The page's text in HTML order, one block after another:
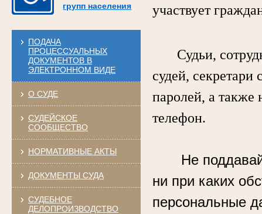
групп населения
ПОДАЧА
ПРОЦЕССУАЛЬНЫХ
ДОКУМЕНТОВ В
ЭЛЕКТРОННОМ ВИДЕ
О СУДЕ
СУДЕЙСКОЕ
СООБЩЕСТВО
НОРМАТИВНЫЕ АКТЫ
ДОКУМЕНТЫ СУДА
СУДЕБНОЕ
ДЕЛОПРОИЗВОДСТВО
участвует
Судьи,
судей, секретари
паролей, а также
телефон.
Не
ни при каких
персональные